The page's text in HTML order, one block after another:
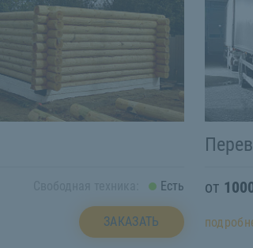
Есть
ЗАКАЗАТЬ
от